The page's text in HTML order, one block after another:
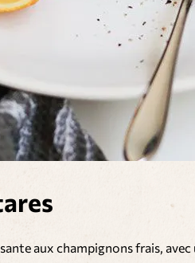
aux champignons frais, avec